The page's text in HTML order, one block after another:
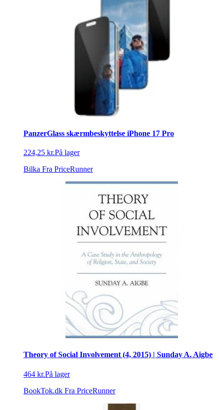
PanzerGlass skærmbeskyttelse iPhone 17 Pro
224,25 kr.På lager
Bilka Fra PriceRunner
Theory of Social Involvement (4, 2015) | Sunday A. Aigbe
464 kr.På lager
BookTok.dk Fra PriceRunner